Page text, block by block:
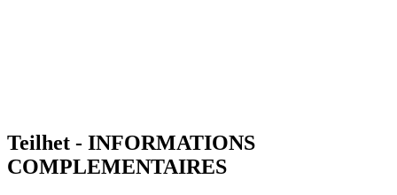
Teilhet - INFORMATIONS
COMPLEMENTAIRES